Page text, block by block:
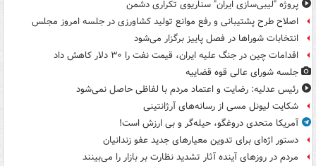
پروژه "لیبی‌سازی ایران" سناریوی تکراری دشمن
اصلاح طرح پشتیبانی و رفع موانع تولید کشاورزی در جلسه امروز مجلس
انتخابات شوراها در فصل پاییز برگزار می‌شود
اقدامات چین در جنگ علیه ایران، قیمت نفت را ۳۰ دلار کاهش داد
جلسه شورای عالی قوه قضاییه
رئیس عدلیه: رضایت و اعتماد مردم با لفاظی حاصل نمی‌شود
شکایت لیونل مسی از رسانه‌های آرژانتینی
آمریکا متحدی دروغگو، حیله‌گر و بی ارزش است!
دستور اژه‌ای برای تدوین معیارهای جدید عفو زندانیان
مردم در روزهای آینده آثار تشدید نظارت بر بازار را می‌بینند